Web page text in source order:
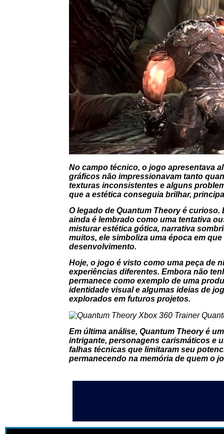
No campo técnico, o jogo apresentava
gráficos não impressionavam tanto
texturas inconsistentes e alguns
que a estética conseguia brilhar,
O legado de Quantum Theoryé curioso.
ainda é lembrado como uma tentativa
misturar estética gótica, narrativa
muitos, ele simboliza uma época em
desenvolvimento.
Hoje, o jogo é visto como uma peça de
experiências diferentes. Embora não
permanece como exemplo de uma
identidade visual e algumas ideias de
explorados em futuros projetos.
Em última análise, Quantum Theoryé
intrigante, personagens carismáticos e
falhas técnicas que limitaram seu
permanecendo na memória de quem o